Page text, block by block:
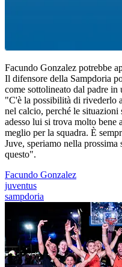
Facundo Gonzalez potrebbe
Il difensore della Sampdoria
come sottolineato dal padre in
"C'è la possibilità di rivederlo
nel calcio, perché le
adesso lui si trova molto bene
meglio per la squadra. È
Juve, speriamo nella prossima
questo".
Facundo Gonzalez
juventus
sampdoria